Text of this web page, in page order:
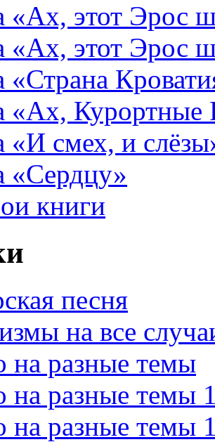
«Ах, этот Эрос
«Ах, этот Эрос
«Страна
«Ах,
«И смех, и
«Сердцу»
книги
песня
на все
на разные темы
на разные темы
на разные темы